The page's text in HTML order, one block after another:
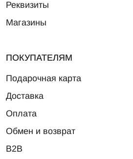
Реквизиты
Магазины
ПОКУПАТЕЛЯМ
Подарочная карта
Доставка
Оплата
Обмен и возврат
B2B